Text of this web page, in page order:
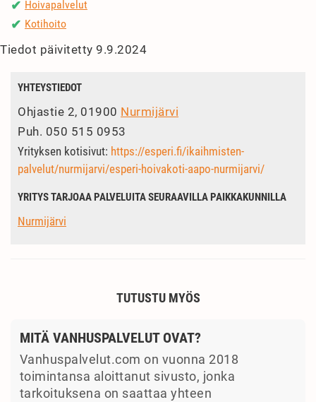
✔ Hoivapalvelut
✔ Kotihoito
Tiedot päivitetty 9.9.2024
YHTEYSTIEDOT
Ohjastie 2, 01900 Nurmijärvi
Puh. 050 515 0953
Yrityksen kotisivut: https://esperi.fi/ikaihmisten-
palvelut/nurmijarvi/esperi-hoivakoti-aapo-nurmijarvi/
YRITYS TARJOAA PALVELUITA SEURAAVILLA PAIKKAKUNNILLA
Nurmijärvi
TUTUSTU MYÖS
MITÄ VANHUSPALVELUT OVAT?
Vanhuspalvelut.com on vuonna 2018
toimintansa aloittanut sivusto, jonka
tarkoituksena on saattaa yhteen